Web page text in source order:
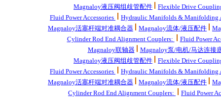
Magnaloy液压阀组歧管配件
Flexible Drive
Fluid Power Accessories
Hydraulic Manifolds & Manifolding
Magnaloy活塞杆端对准耦合器
Magnaloy流体/液压配件
Cylinder Rod End Alignment Couplers:
Fluid Power
Magnaloy联轴器
Magnaloy泵/电机/马达连接
Magnaloy液压阀组歧管配件
Flexible Drive
Fluid Power Accessories
Hydraulic Manifolds & Manifolding
Magnaloy活塞杆端对准耦合器
Magnaloy流体/液压配件
Cylinder Rod End Alignment Couplers:
Fluid Power